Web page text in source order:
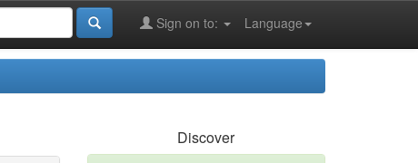
Language
Sign on to:
Discover